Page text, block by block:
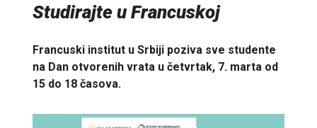
Studirajte u Francuskoj
Francuski institut u Srbiji poziva sve studente
na Dan otvorenih vrata u četvrtak, 7. marta od
15 do 18 časova.